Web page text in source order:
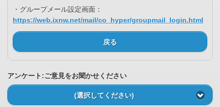
・グループメール設定画面：
https://web.ixnw.net/mail/co_hyper/groupmail_login.html
戻る
アンケート:ご意見をお聞かせください
(選択してください)